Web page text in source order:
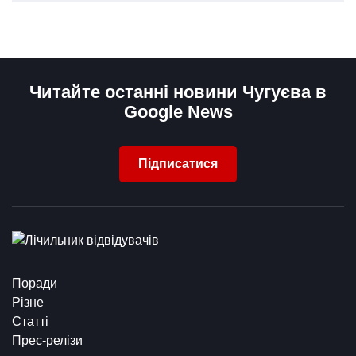
Читайте останні новини Чугуєва в
Google News
Підписатися
Поради
Різне
Статті
Прес-релізи